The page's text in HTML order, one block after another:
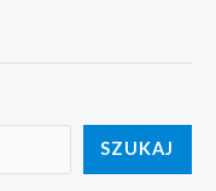
SZUKAJ